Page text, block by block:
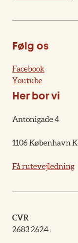
Følg os
Facebook
Youtube
Her bor vi
Antonigade 4
1106 København K
Få rutevejledning
CVR
2683 2624